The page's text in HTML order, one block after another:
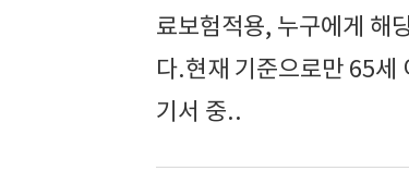
료보험적용, 누구에게 해
다.현재 기준으로만 65세
기서 중..